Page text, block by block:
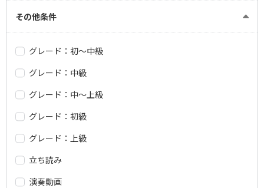
その他条件
グレード：初～中級
グレード：中級
グレード：中～上級
グレード：初級
グレード：上級
立ち読み
演奏動画